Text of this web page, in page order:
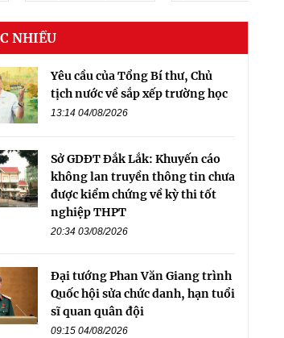
NHIỀU
Yêu cầu của Tổng Bí thư, Chủ
tịch nước về sắp xếp trường học
13:14 04/08/2026
Sở GDĐT Đắk Lắk: Khuyến cáo
không lan truyền thông tin chưa
được kiểm chứng về kỳ thi tốt
nghiệp THPT
20:34 03/08/2026
Đại tướng Phan Văn Giang trình
Quốc hội sửa chức danh, hạn tuổi
sĩ quan quân đội
09:15 04/08/2026